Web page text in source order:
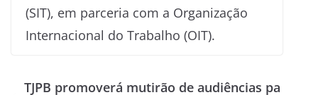
(SIT), em parceria com a Organização
Internacional do Trabalho (OIT).
TJPB promoverá mutirão de audiências pa